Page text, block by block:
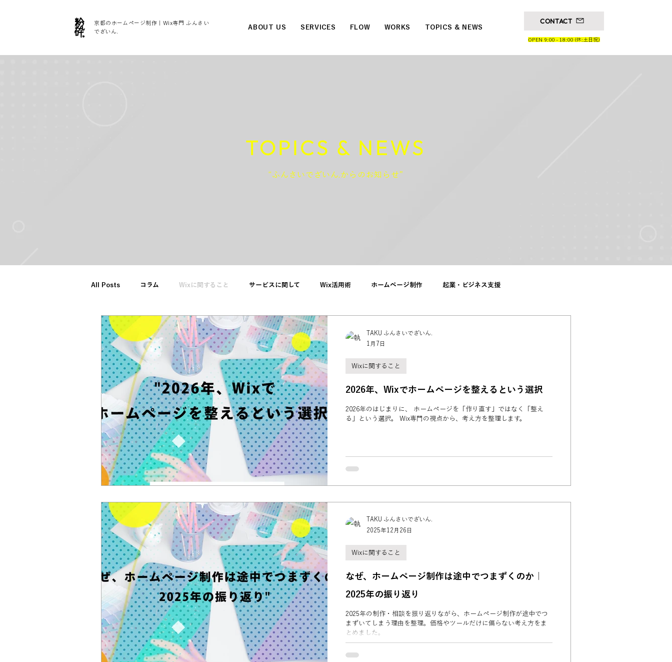
京都のホームページ制作｜Wix専門 ふんさい
でざいん.
ABOUT US SERVICES FLOW WORKS TOPICS & NEWS
CONTACT
OPEN 9:00 - 18:00 (休:土日祝)
TOPICS & NEWS
“ふんさいでざいん.からのお知らせ"
All Posts コラム Wixに関すること サービスに関して Wix活用術 ホームページ制作 起業・ビジネス支援
制作パートナー募集 採用に関して
2026年、Wixでホームページを整えるという選択
2026年のはじまりに、 ホームページを「作り直す」ではなく「整え
る」という選択。 Wix専門の視点から、考え方を整理します。
Wixに関すること
TAKU ふんさいでざいん.
1月7日
なぜ、ホームページ制作は途中でつまずくのか｜
2025年の振り返り
2025年の制作・相談を振り返りながら、ホームページ制作が途中でつ
まずいてしまう理由を整理。価格やツールだけに偏らない考え方をま
とめました。
Wixに関すること
TAKU ふんさいでざいん.
2025年12月26日